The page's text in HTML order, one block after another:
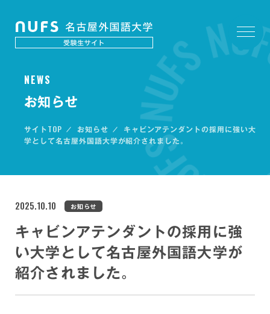
NEWS
お知らせ
サイト TOP お知らせ
キャビンアテンダントの採用に強い大
学として名古屋外国語大学が紹介されました。
2025.10.10 お知らせ
キャビンアテンダントの採用に強
い大学として名古屋外国語大学が
紹介されました。